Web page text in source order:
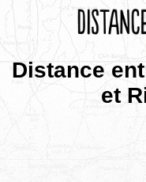
Distance
et